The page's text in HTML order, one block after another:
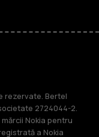
rezervate. Bertel
2724044-2.
Nokia pentru
a Nokia